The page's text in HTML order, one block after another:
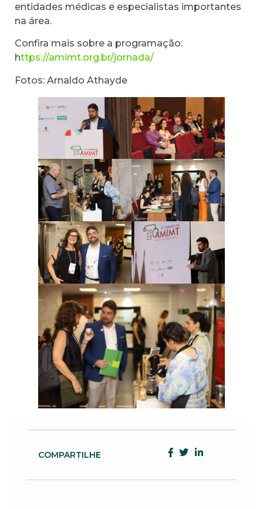
entidades médicas e especialistas importantes
na área.
Confira mais sobre a programação:
https://amimt.org.br/jornada/
Fotos: Arnaldo Athayde
COMPARTILHE